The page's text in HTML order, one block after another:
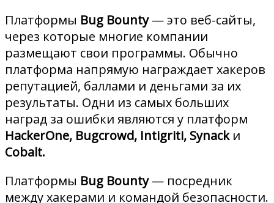
Платформы Bug Bounty— это веб-сайты,
через которые многие компании
размещают свои программы. Обычно
платформа напрямую награждает хакеров
репутацией, баллами и деньгами за их
результаты. Одни из самых больших
наград за ошибки являются у платформ
HackerOne, Bugcrowd, Intigriti, Synackи
Cobalt.
Платформы Bug Bounty— посредник
между хакерами и командой безопасности.